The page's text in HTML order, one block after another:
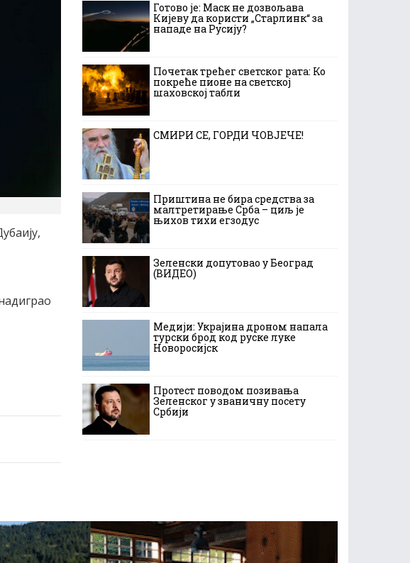
Готово је: Маск не дозвољава
Кијеву да користи „Старлинк“ за
нападе на Русију?
Почетак трећег светског рата: Ко
покреће пионе на светској
шаховској табли
СМИРИ СЕ, ГОРДИ ЧОВЈЕЧЕ!
Приштина не бира средства за
малтретирање Срба – циљ је
њихов тихи егзодус
Зеленски допутовао у Београд
(ВИДЕО)
Медији: Украјина дроном напала
турски брод код руске луке
Новоросијск
Протест поводом позивања
Зеленског у званичну посету
Србији